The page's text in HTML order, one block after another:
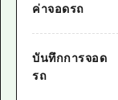
ค่าจอดรถ
บันทึกการจอด
รถ